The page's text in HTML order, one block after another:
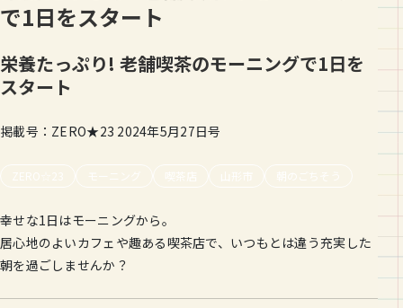
で1日をスタート
栄養たっぷり! 老舗喫茶のモーニングで1日を
スタート
掲載号：ZERO★23 2024年5月27日号
ZERO☆23 モーニング 喫茶店 山形市 朝のごちそう
幸せな1日はモーニングから。
居心地のよいカフェや趣ある喫茶店で、いつもとは違う充実した
朝を過ごしませんか？